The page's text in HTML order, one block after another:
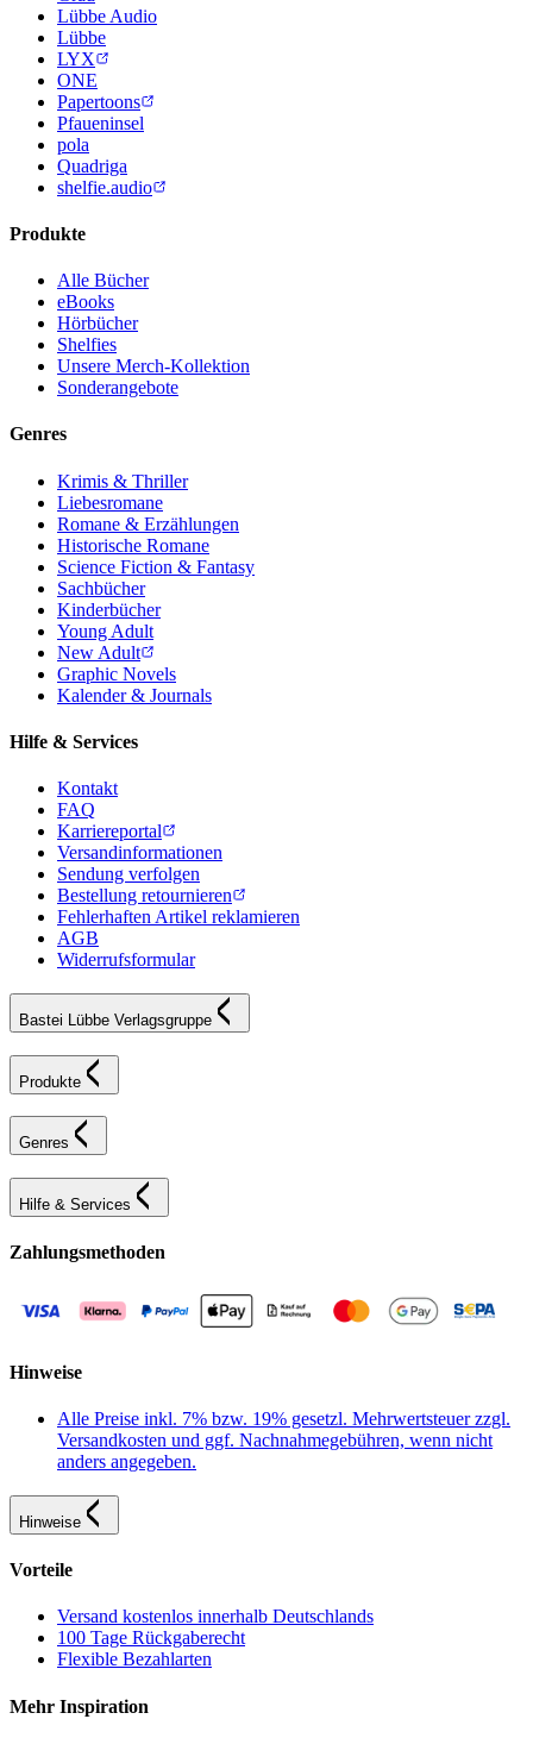
Lübbe Audio
Lübbe
LYX
ONE
Papertoons
Pfaueninsel
pola
Quadriga
shelfie.audio
Produkte
Alle Bücher
eBooks
Hörbücher
Shelfies
Unsere Merch-Kollektion
Sonderangebote
Genres
Krimis & Thriller
Liebesromane
Romane & Erzählungen
Historische Romane
Science Fiction & Fantasy
Sachbücher
Kinderbücher
Young Adult
New Adult
Graphic Novels
Kalender & Journals
Hilfe & Services
Kontakt
FAQ
Karriereportal
Versandinformationen
Sendung verfolgen
Bestellung retournieren
Fehlerhaften Artikel reklamieren
AGB
Widerrufsformular
Bastei Lübbe Verlagsgruppe
Produkte
Genres
Hilfe & Services
Zahlungsmethoden
Hinweise
Alle Preise inkl. 7% bzw. 19% gesetzl. Mehrwertsteuer zzgl.
Versandkosten und ggf. Nachnahmegebühren, wenn nicht
anders angegeben.
Hinweise
Vorteile
Versand kostenlos innerhalb Deutschlands
100 Tage Rückgaberecht
Flexible Bezahlarten
Mehr Inspiration